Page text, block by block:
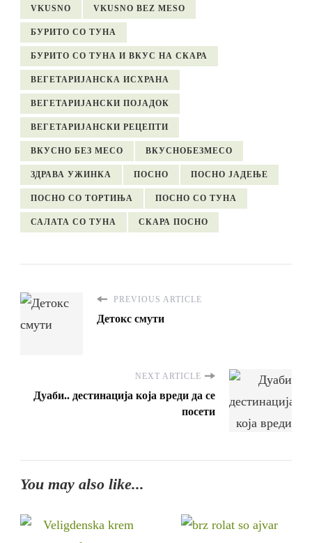
VKUSNO VKUSNO BEZ MESO
БУРИТО СО ТУНА
БУРИТО СО ТУНА И ВКУС НА СКАРА
ВЕГЕТАРИЈАНСКА ИСХРАНА
ВЕГЕТАРИЈАНСКИ ПОЈАДОК
ВЕГЕТАРИЈАНСКИ РЕЦЕПТИ
ВКУСНО БЕЗ МЕСО ВКУСНОБЕЗМЕСО
ЗДРАВА УЖИНКА ПОСНО ПОСНО ЈАДЕЊЕ
ПОСНО СО ТОРТИЊА ПОСНО СО ТУНА
САЛАТА СО ТУНА СКАРА ПОСНО
PREVIOUS ARTICLE
Детокс смути
NEXT ARTICLE
Дуаби.. дестинација која вреди да се
посети
You may also like...